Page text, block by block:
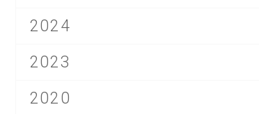
2024
2023
2020